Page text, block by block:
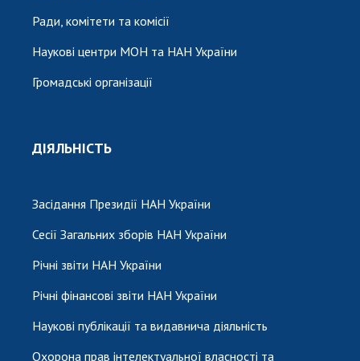
Ради, комітети та комісії
Наукові центри МОН та НАН України
Громадські організації
ДІЯЛЬНІСТЬ
Засідання Президії НАН України
Сесії Загальних зборів НАН України
Річні звіти НАН України
Річні фінансові звіти НАН України
Наукові публікації та видавнича діяльність
Охорона прав інтелектуальної власності та